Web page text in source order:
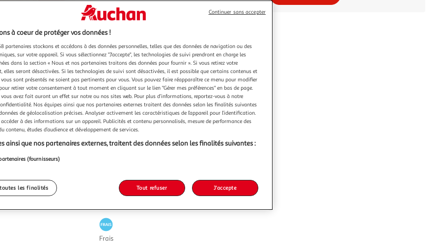
Frais
à coeur de protéger vos données !
partenaires stockons et accédons à des données personnelles, telles que des données de navigation ou des
sur votre appareil. Si vous sélectionnez "J'accepte", les technologies de suivi prendront en charge les
dans la section « Nous et nos partenaires traitons des données pour fournir ». Si vous retirez votre
elles seront désactivées. Si les technologies de suivi sont désactivées, il est possible que certains contenus et
sont présentés ne soient pas pertinents pour vous. Vous pouvez faire réapparaître ce menu pour modifier
retirer votre consentement à tout moment en cliquant sur le lien "Gérer mes préférences" en bas de page.
vous avez fait auront un effet sur notre ou nos sites web. Pour plus d’informations, reportez-vous à notre
Nos équipes ainsi que nos partenaires externes traitent des données selon les finalités suivantes
de géolocalisation précises. Analyser activement les caractéristiques de l’appareil pour l’identification.
à des informations sur un appareil. Publicités et contenu personnalisés, mesure de performance des
contenu, études d’audience et développement de services.
ainsi que nos partenaires externes, traitent des données selon les finalités suivantes :
(fournisseurs)
les finalités Tout refuser J'accepte
Continuer sans accepter